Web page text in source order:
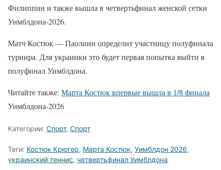
Филиппин и также вышла в четвертьфинал женской сетки
Уимблдона-2026.
Матч Костюк — Паолини определит участницу полуфинала
турнира. Для украинки это будет первая попытка выйти в
полуфинал Уимблдона.
Читайте также: Марта Костюк впервые вышла в 1/8 финала
Уимблдона-2026
Категории: Спорт, Спорт
Теги: Костюк Крюгер, Марта Костюк, Уимблдон 2026,
украинский теннис, четвертьфинал Уимблдона